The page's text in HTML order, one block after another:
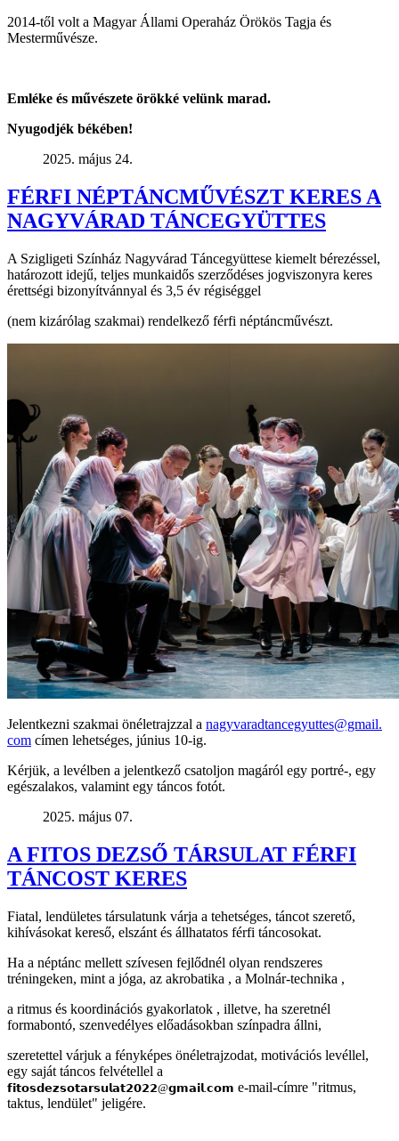
2014-től volt a Magyar Állami Operaház Örökös Tagja és
Mesterművésze.
Emléke és művészete örökké velünk marad.
Nyugodjék békében!
2025. május 24.
FÉRFI NÉPTÁNCMŰVÉSZT KERES A
NAGYVÁRAD TÁNCEGYÜTTES
A Szigligeti Színház Nagyvárad Táncegyüttese kiemelt bérezéssel,
határozott idejű, teljes munkaidős szerződéses jogviszonyra keres
érettségi bizonyítvánnyal és 3,5 év régiséggel
(nem kizárólag szakmai) rendelkező férfi néptáncművészt.
Jelentkezni szakmai önéletrajzzal a nagyvaradtancegyuttes@gmail.
com címen lehetséges, június 10-ig.
Kérjük, a levélben a jelentkező csatoljon magáról egy portré-, egy
egészalakos, valamint egy táncos fotót.
2025. május 07.
A FITOS DEZSŐ TÁRSULAT FÉRFI
TÁNCOST KERES
Fiatal, lendületes társulatunk várja a tehetséges, táncot szerető,
kihívásokat kereső, elszánt és állhatatos férfi táncosokat.
Ha a néptánc mellett szívesen fejlődnél olyan rendszeres
tréningeken, mint a jóga, az akrobatika , a Molnár-technika ,
a ritmus és koordinációs gyakorlatok , illetve, ha szeretnél
formabontó, szenvedélyes előadásokban színpadra állni,
szeretettel várjuk a fényképes önéletrajzodat, motivációs levéllel,
egy saját táncos felvétellel a
𝗳𝗶𝘁𝗼𝘀𝗱𝗲𝘇𝘀𝗼𝘁𝗮𝗿𝘀𝘂𝗹𝗮𝘁𝟮𝟬𝟮𝟮@𝗴𝗺𝗮𝗶𝗹.𝗰𝗼𝗺 e-mail-címre "ritmus,
taktus, lendület" jeligére.